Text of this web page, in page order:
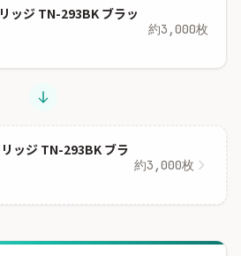
ッジ TN-293BK ブラッ
約3,000枚
ッジ TN-293BK ブラ
約3,000枚